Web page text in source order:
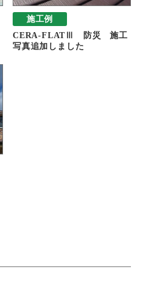
施工例
CERA-FLATⅢ 防災 施工
写真追加しました